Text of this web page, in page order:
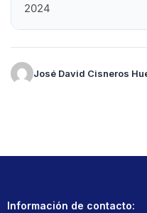
2024
José David Cisneros
Información de contacto: